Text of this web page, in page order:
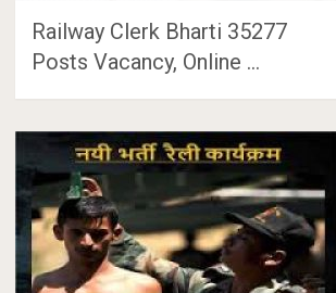
Railway Clerk Bharti 35277
Posts Vacancy, Online …